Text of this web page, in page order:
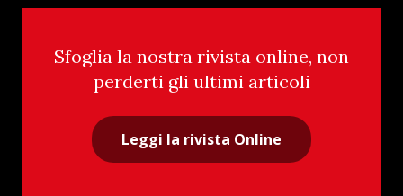
Sfoglia la nostra rivista online, non
perderti gli ultimi articoli
Leggi la rivista Online